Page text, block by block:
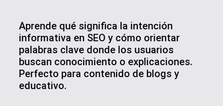
Aprende qué significa la intención
informativa en SEO y cómo orientar
palabras clave donde los usuarios
buscan conocimiento o explicaciones.
Perfecto para contenido de blogs y
educativo.